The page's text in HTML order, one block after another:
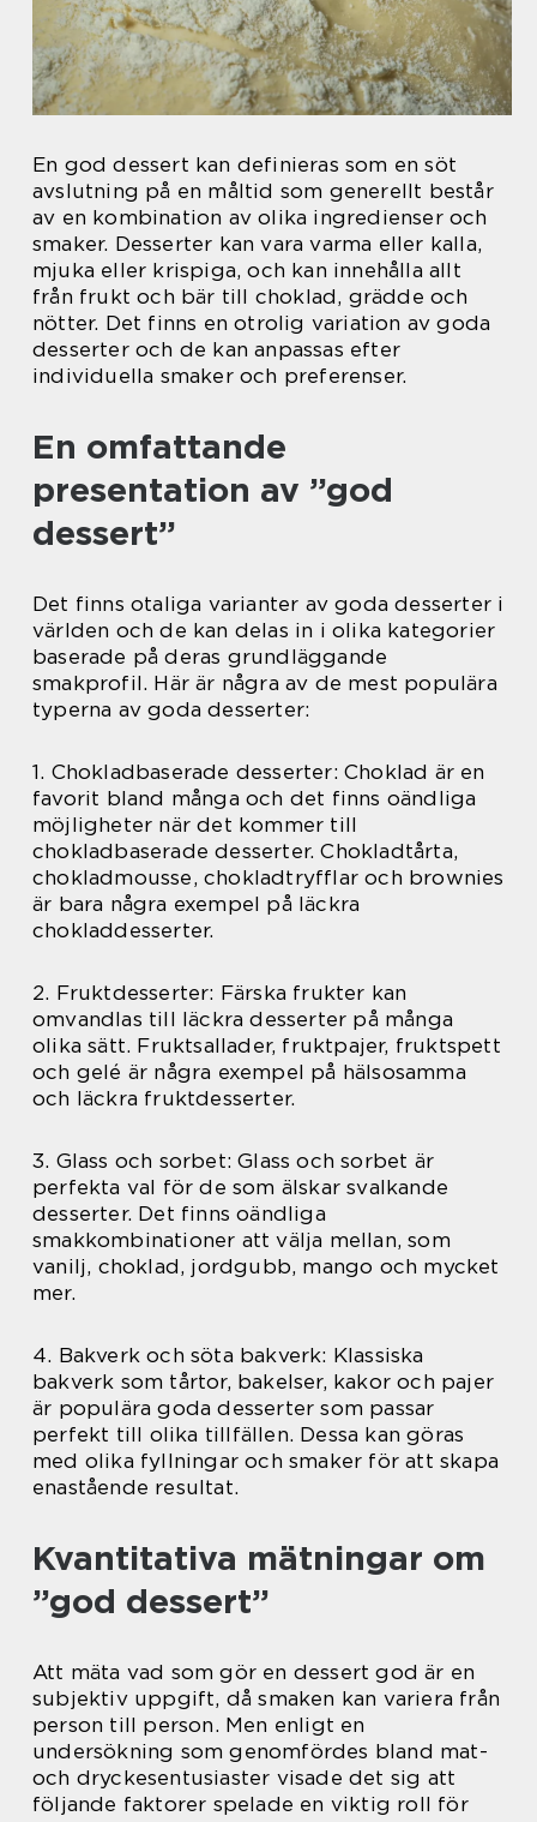
En god dessert kan definieras som en söt
avslutning på en måltid som generellt består
av en kombination av olika ingredienser och
smaker. Desserter kan vara varma eller kalla,
mjuka eller krispiga, och kan innehålla allt
från frukt och bär till choklad, grädde och
nötter. Det finns en otrolig variation av goda
desserter och de kan anpassas efter
individuella smaker och preferenser.
En omfattande
presentation av ”god
dessert”
Det finns otaliga varianter av goda desserter i
världen och de kan delas in i olika kategorier
baserade på deras grundläggande
smakprofil. Här är några av de mest populära
typerna av goda desserter:
1. Chokladbaserade desserter: Choklad är en
favorit bland många och det finns oändliga
möjligheter när det kommer till
chokladbaserade desserter. Chokladtårta,
chokladmousse, chokladtryfflar och brownies
är bara några exempel på läckra
chokladdesserter.
2. Fruktdesserter: Färska frukter kan
omvandlas till läckra desserter på många
olika sätt. Fruktsallader, fruktpajer, fruktspett
och gelé är några exempel på hälsosamma
och läckra fruktdesserter.
3. Glass och sorbet: Glass och sorbet är
perfekta val för de som älskar svalkande
desserter. Det finns oändliga
smakkombinationer att välja mellan, som
vanilj, choklad, jordgubb, mango och mycket
mer.
4. Bakverk och söta bakverk: Klassiska
bakverk som tårtor, bakelser, kakor och pajer
är populära goda desserter som passar
perfekt till olika tillfällen. Dessa kan göras
med olika fyllningar och smaker för att skapa
enastående resultat.
Kvantitativa mätningar om
”god dessert”
Att mäta vad som gör en dessert god är en
subjektiv uppgift, då smaken kan variera från
person till person. Men enligt en
undersökning som genomfördes bland mat-
och dryckesentusiaster visade det sig att
följande faktorer spelade en viktig roll för